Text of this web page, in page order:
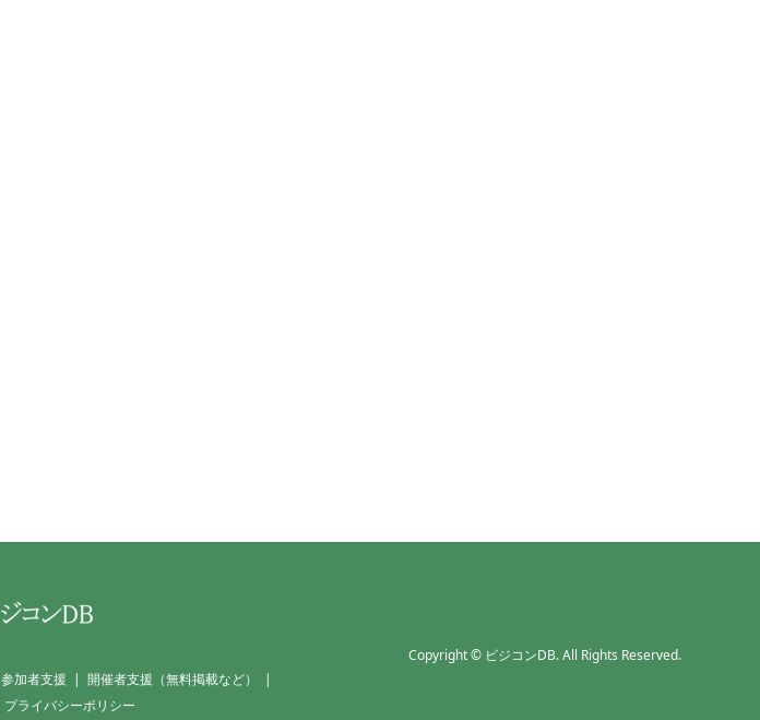
参加者支援
開催者支援（無料掲載など）
プライバシーポリシー
Copyright© ビジコンDB. All Rights Reserved.